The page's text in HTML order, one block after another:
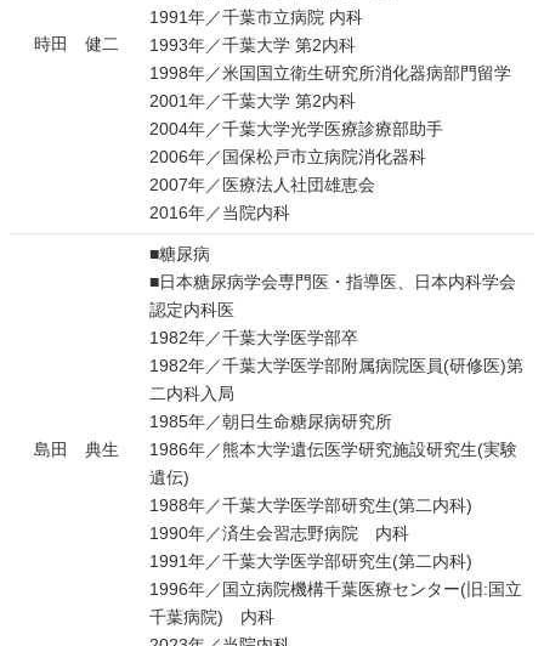
時田 健二
1991年／千葉市立病院 内科
1993年／千葉大学 第2内科
1998年／米国国立衛生研究所消化器病部門留学
2001年／千葉大学 第2内科
2004年／千葉大学光学医療診療部助手
2006年／国保松戸市立病院消化器科
2007年／医療法人社団雄恵会
2016年／当院内科
島田 典生
■糖尿病
■日本糖尿病学会専門医・指導医、日本内科学会
認定内科医
1982年／千葉大学医学部卒
1982年／千葉大学医学部附属病院医員(研修医)第
二内科入局
1985年／朝日生命糖尿病研究所
1986年／熊本大学遺伝医学研究施設研究生(実験
遺伝)
1988年／千葉大学医学部研究生(第二内科)
1990年／済生会習志野病院 内科
1991年／千葉大学医学部研究生(第二内科)
1996年／国立病院機構千葉医療センター(旧:国立
千葉病院) 内科